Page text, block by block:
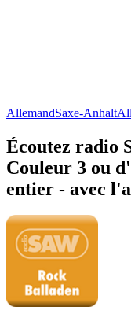
AllemandSaxe-Anhalt
Écoutez radio
Couleur 3 ou
entier - avec